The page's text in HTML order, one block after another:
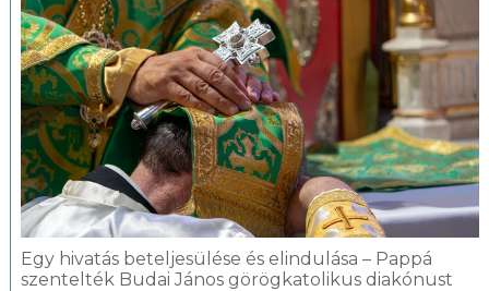
Egy hivatás beteljesülése és elindulása – Pappá
szentelték Budai János görögkatolikus diakónust